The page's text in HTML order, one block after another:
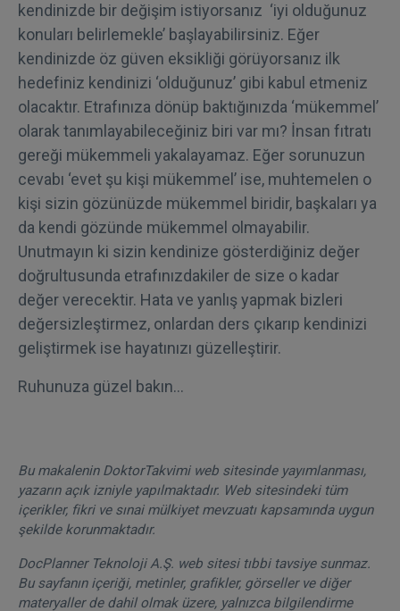
kendinizde bir değişim istiyorsanız ‘iyi olduğunuz
konuları belirlemekle’ başlayabilirsiniz. Eğer
kendinizde öz güven eksikliği görüyorsanız ilk
hedefiniz kendinizi ‘olduğunuz’ gibi kabul etmeniz
olacaktır. Etrafınıza dönüp baktığınızda ‘mükemmel’
olarak tanımlayabileceğiniz biri var mı? İnsan fıtratı
gereği mükemmeli yakalayamaz. Eğer sorunuzun
cevabı ‘evet şu kişi mükemmel’ ise, muhtemelen o
kişi sizin gözünüzde mükemmel biridir, başkaları ya
da kendi gözünde mükemmel olmayabilir.
Unutmayın ki sizin kendinize gösterdiğiniz değer
doğrultusunda etrafınızdakiler de size o kadar
değer verecektir. Hata ve yanlış yapmak bizleri
değersizleştirmez, onlardan ders çıkarıp kendinizi
geliştirmek ise hayatınızı güzelleştirir.
Ruhunuza güzel bakın…
Bu makalenin DoktorTakvimi web sitesinde yayımlanması,
yazarın açık izniyle yapılmaktadır. Web sitesindeki tüm
içerikler, fikri ve sınai mülkiyet mevzuatı kapsamında uygun
şekilde korunmaktadır.
DocPlanner Teknoloji A.Ş. web sitesi tıbbi tavsiye sunmaz.
Bu sayfanın içeriği, metinler, grafikler, görseller ve diğer
materyaller de dahil olmak üzere, yalnızca bilgilendirme